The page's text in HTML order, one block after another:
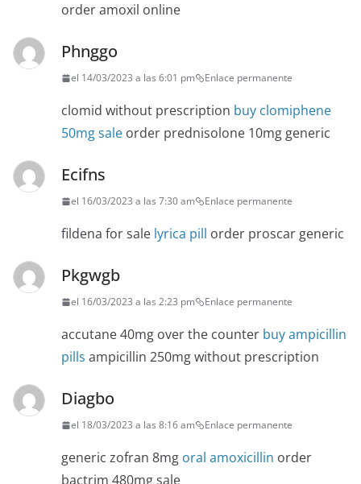
order amoxil online
Phnggo
el 14/03/2023 a las 6:01 pm Enlace permanente
clomid without prescription buy clomiphene
50mg sale order prednisolone 10mg generic
Ecifns
el 16/03/2023 a las 7:30 am Enlace permanente
fildena for sale lyrica pill order proscar generic
Pkgwgb
el 16/03/2023 a las 2:23 pm Enlace permanente
accutane 40mg over the counter buy ampicillin
pills ampicillin 250mg without prescription
Diagbo
el 18/03/2023 a las 8:16 am Enlace permanente
generic zofran 8mg oral amoxicillin order
bactrim 480mg sale